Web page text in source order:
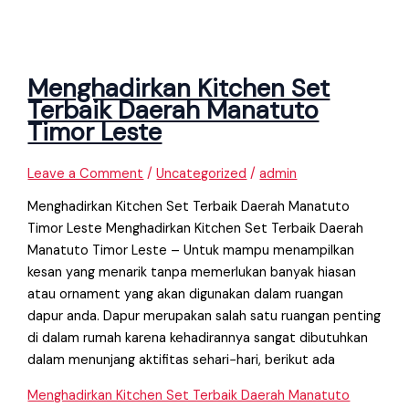
Menghadirkan Kitchen Set
Terbaik Daerah Manatuto
Timor Leste
Leave a Comment /Uncategorized /admin
Menghadirkan Kitchen Set Terbaik Daerah Manatuto
Timor Leste Menghadirkan Kitchen Set Terbaik Daerah
Manatuto Timor Leste – Untuk mampu menampilkan
kesan yang menarik tanpa memerlukan banyak hiasan
atau ornament yang akan digunakan dalam ruangan
dapur anda. Dapur merupakan salah satu ruangan penting
di dalam rumah karena kehadirannya sangat dibutuhkan
dalam menunjang aktifitas sehari−hari, berikut ada
Menghadirkan Kitchen Set Terbaik Daerah Manatuto